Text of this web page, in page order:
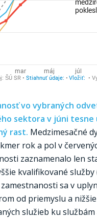
vo vybraných
sektora v júni tesne
rast. Medzimesačné
rok a pol v
zaznamenalo len
kvalifikované služby
sa v
od priemyslu a nižšie
služieb ku